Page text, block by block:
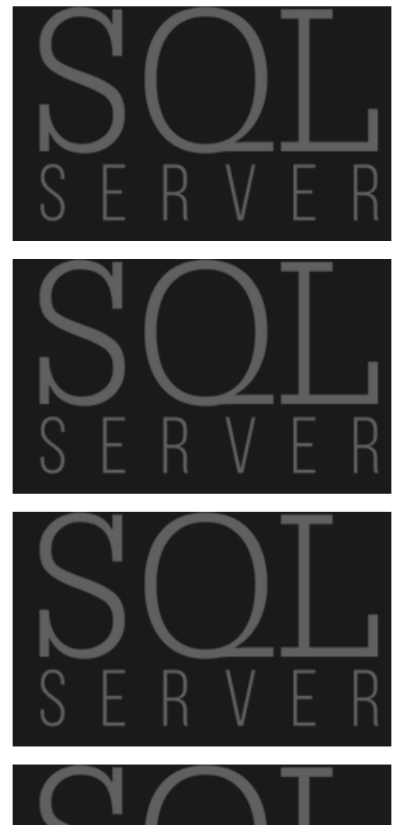
Save the date: Vem aí o 1º SQL Day ES -
Um dia inteiro de aprendizado
(04/08/2018)
02 de julho de 2018
8º Encontro do Chapter SQL Server ES
(PASS Local Group do Espírito Santo) –
16/06/2018
09 de junho de 2018
Como foi o 7º encontro do PASS Local
Group SQL Server ES ?
08 de maio de 2018
6º Encontro do Chapter SQL Server ES
(PASS Local Group do Espírito Santo) -